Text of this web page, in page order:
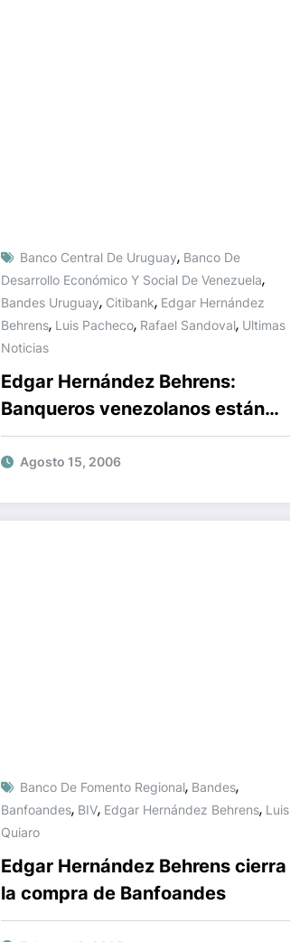
Banco Central De Uruguay, Banco De
Desarrollo Económico Y Social De Venezuela,
Bandes Uruguay, Citibank, Edgar Hernández
Behrens, Luis Pacheco, Rafael Sandoval, Ultimas
Noticias
Edgar Hernández Behrens:
Banqueros venezolanos están
listos para comenzar el lunes en
Bandes Uruguay
Agosto 15, 2006
Banco De Fomento Regional, Bandes,
Banfoandes, BIV, Edgar Hernández Behrens, Luis
Quiaro
Edgar Hernández Behrens cierra
la compra de Banfoandes